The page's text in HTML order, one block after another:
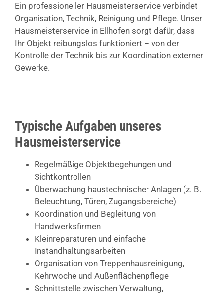
Ein professioneller Hausmeisterservice verbindet
Organisation, Technik, Reinigung und Pflege. Unser
Hausmeisterservice in Ellhofen sorgt dafür, dass
Ihr Objekt reibungslos funktioniert – von der
Kontrolle der Technik bis zur Koordination externer
Gewerke.
Typische Aufgaben unseres
Hausmeisterservice
Regelmäßige Objektbegehungen und
Sichtkontrollen
Überwachung haustechnischer Anlagen (z. B.
Beleuchtung, Türen, Zugangsbereiche)
Koordination und Begleitung von
Handwerksfirmen
Kleinreparaturen und einfache
Instandhaltungsarbeiten
Organisation von Treppenhausreinigung,
Kehrwoche und Außenflächenpflege
Schnittstelle zwischen Verwaltung,